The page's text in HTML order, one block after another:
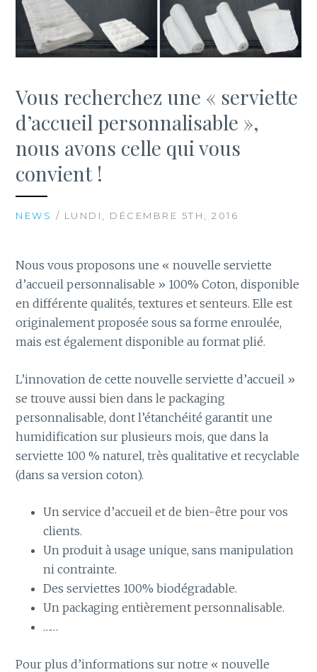
Vous recherchez une « serviette
d’accueil personnalisable »,
nous avons celle qui vous
convient !
NEWS / LUNDI, DÉCEMBRE 5TH, 2016
Nous vous proposons une « nouvelle serviette
d’accueil personnalisable » 100% Coton, disponible
en différente qualités, textures et senteurs. Elle est
originalement proposée sous sa forme enroulée,
mais est également disponible au format plié.
L’innovation de cette nouvelle serviette d’accueil »
se trouve aussi bien dans le packaging
personnalisable, dont l’étanchéité garantit une
humidification sur plusieurs mois, que dans la
serviette 100 % naturel, très qualitative et recyclable
(dans sa version coton).
Un service d’accueil et de bien-être pour vos
clients.
Un produit à usage unique, sans manipulation
ni contrainte.
Des serviettes 100% biodégradable.
Un packaging entièrement personnalisable.
……
Pour plus d’informations sur notre « nouvelle